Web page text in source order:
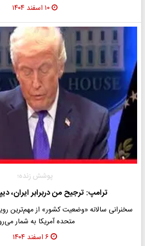
۱۰ اسفند ۱۴۰۴
پوشش زنده؛
ترامپ: ترجیح من دربرابر ایران،
سخنرانی سالانه «وضعیت کشور» از مهم‌ترین
متحده آمریکا به شمار
۶ اسفند ۱۴۰۴